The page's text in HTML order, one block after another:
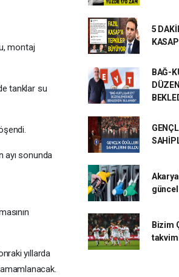
montaj
tanklar su
ayı sonunda
yıllarda
5
BAĞ-
Bizim